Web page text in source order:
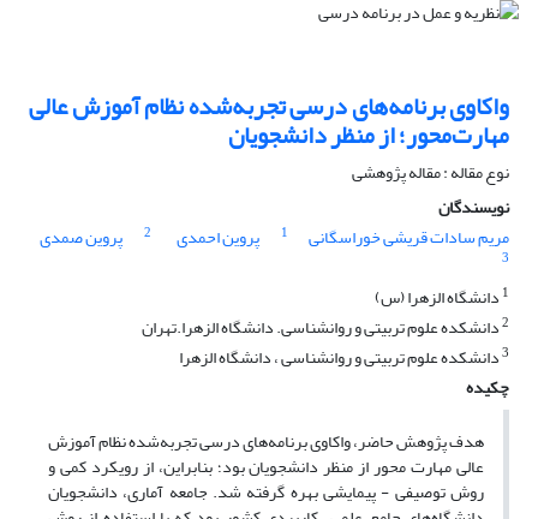
واکاوی برنامه‌های درسی تجربه‌شده نظام آموزش عالی
مهارت‌محور؛ از منظر دانشجویان
نوع مقاله : مقاله پژوهشی
نویسندگان
مریم سادات قریشی خوراسگانی
1 پروین احمدی 2 پروین صمدی
3
1 دانشگاه الزهرا (س)
2دانشکده علوم تربیتی و روانشناسی. دانشگاه الزهرا.تهران
3دانشکده علوم تربیتی و روانشناسی ، دانشگاه الزهرا
چکیده
هدف پژوهش حاضر، واکاوی برنامه‌های درسی تجربه‌شده نظام آموزش
عالی مهارت‌ محور از منظر دانشجویان بود؛ بنابراین، از رویکرد کمی و
روش توصیفی - پیمایشی بهره گرفته شد. جامعه آماری، دانشجویان